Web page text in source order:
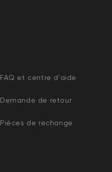
FAQ et centre d'aide
Demande de retour
Pièces de rechange